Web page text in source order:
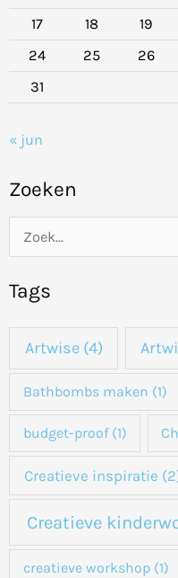
17
18 19
24
25 26
31
« jun
Zoeken
e
k
a
Tags
Artwise(4)
Bathbombs maken (1)
budget-proof(1)
Creatieve inspiratie
Creatieve
creatieve workshop(1)